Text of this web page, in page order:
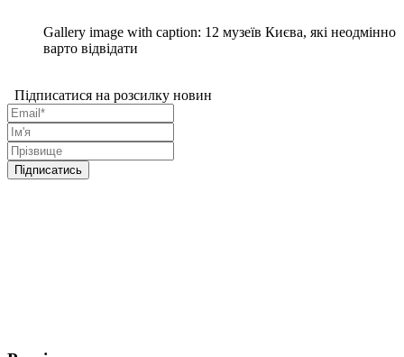
Gallery image with caption: 12 музеїв Києва, які неодмінно
варто відвідати
Підписатися на розсилку новин